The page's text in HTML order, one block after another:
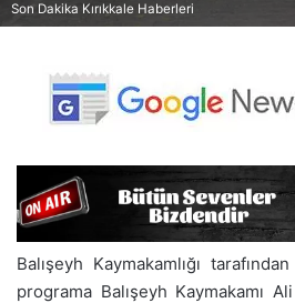
Son Dakika Kırıkkale Haberleri
Balışeyh Kaymakamlığı
programa Balışeyh Kaymakamı